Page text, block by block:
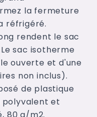
la fermeture
réfrigéré.
rendent le sac
sac isotherme
ouverte et d'une
non inclus).
de plastique
polyvalent et